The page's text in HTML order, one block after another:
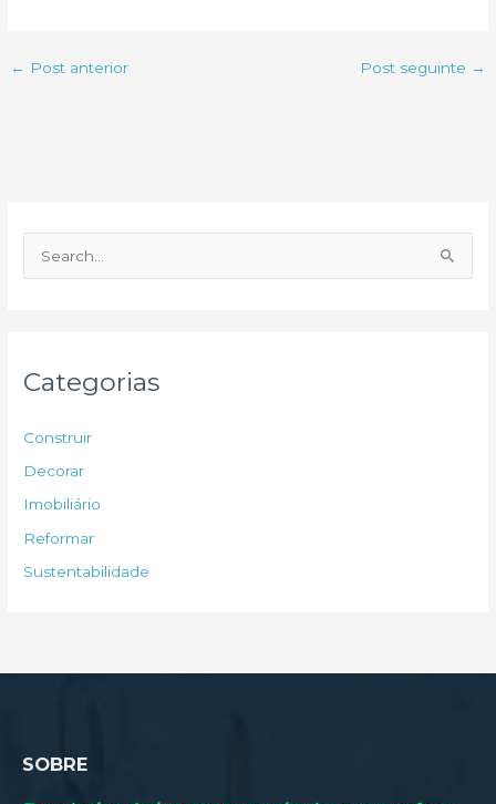
← Post anterior Post seguinte →
e
p
o
r
Categorias
Construir
Decorar
Imobiliário
Reformar
Sustentabilidade
SOBRE